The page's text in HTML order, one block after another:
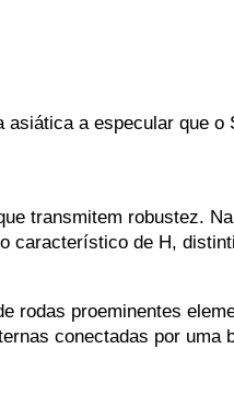
a especular que o
transmitem robustez.
característico de H,
proeminentes
conectadas por uma